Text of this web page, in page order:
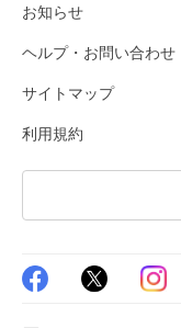
お知らせ
ヘルプ・お問い合わせ
サイトマップ
利用規約